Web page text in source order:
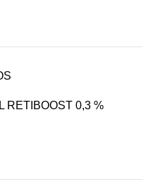
RETIBOOST 0,3 %